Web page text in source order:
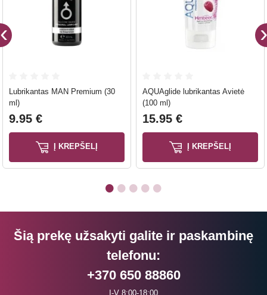
Lubrikantas MAN Premium (30
ml)
9.95 €
Į KREPŠELĮ
AQUAglide lubrikantas Avietė
(100 ml)
15.95 €
Į KREPŠELĮ
Šią prekę užsakyti galite ir paskambinę
telefonu:
+370 650 88860
I-V 8:00-18:00